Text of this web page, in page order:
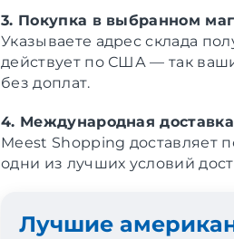
3. Покупка в выбранном
Указываете адрес склада
действует по США — так
без доплат.
4. Международная
Meest Shopping доставляет
одни из лучших условий
Лучшие